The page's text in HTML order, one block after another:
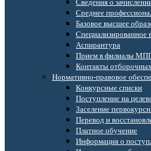
Сведения о
Среднее
Базовое высшее
Специализированное
Аспирантура
Прием в филиалы
Контакты
Нормативно-правовое
Конкурсные списки
Поступление на
Заселение
Перевод и
Платное обучение
Информация о